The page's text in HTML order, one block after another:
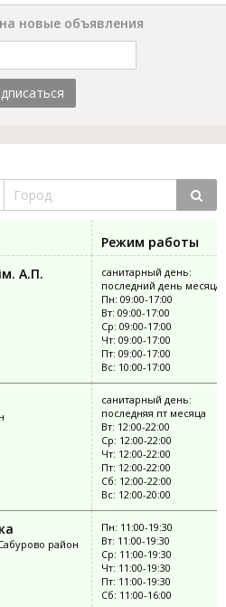
новые объявления
Режим работы
А.П.
санитарный день:
последний день месяца
Пн: 09:00-17:00
Вт: 09:00-17:00
Ср: 09:00-17:00
Чт: 09:00-17:00
Пт: 09:00-17:00
Вс: 10:00-17:00
санитарный день:
последняя пт месяца
Вт: 12:00-22:00
Ср: 12:00-22:00
Чт: 12:00-22:00
Пт: 12:00-22:00
Сб: 12:00-22:00
Вс: 12:00-20:00
район
Пн: 11:00-19:30
Вт: 11:00-19:30
Ср: 11:00-19:30
Чт: 11:00-19:30
Пт: 11:00-19:30
Сб: 11:00-16:00